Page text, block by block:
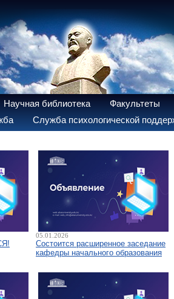
Научная библиотека Факультеты
Служба психологической
05.01.2026
Состоится расширенное заседание
кафедры начального образования